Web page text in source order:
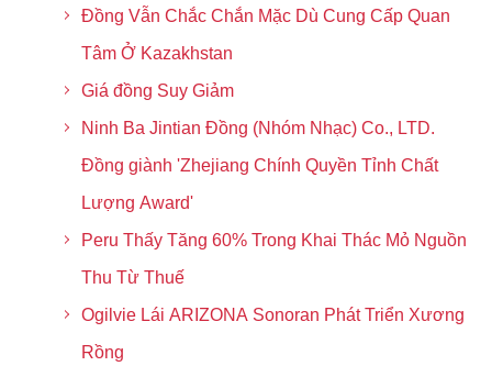
Đồng Vẫn Chắc Chắn Mặc Dù Cung Cấp Quan
Tâm Ở Kazakhstan
Giá đồng Suy Giảm
Ninh Ba Jintian Đồng (Nhóm Nhạc) Co., LTD.
Đồng giành 'Zhejiang Chính Quyền Tỉnh Chất
Lượng Award'
Peru Thấy Tăng 60% Trong Khai Thác Mỏ Nguồn
Thu Từ Thuế
Ogilvie Lái ARIZONA Sonoran Phát Triển Xương
Rồng